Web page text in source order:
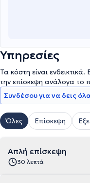
Υπηρεσίες
Τα κόστη είναι
την επίσκεψη ανάλογα το
Συνδέσου για να δεις
Όλες Επίσκεψη
Απλή επίσκεψη
30 λεπτά